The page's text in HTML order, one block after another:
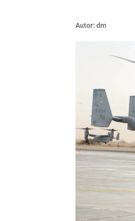
Autor: dm